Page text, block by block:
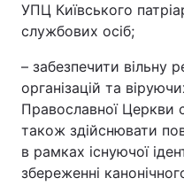
УПЦ Київського
службових осіб;
– забезпечити вільну
організацій та
Православної Церкви
також здійснювати
в рамках існуючої
збереженні